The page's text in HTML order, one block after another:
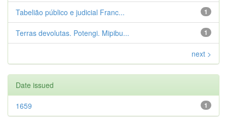
1
Tabelião público e judicial Franc...
1
Terras devolutas. Potengi. Mipibu...
next >
Date issued
1
1659